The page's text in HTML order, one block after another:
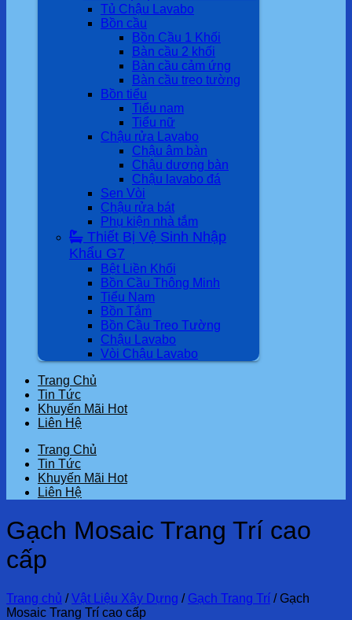
Tủ Chậu Lavabo
Bồn cầu
Bồn Cầu 1 Khối
Bàn cầu 2 khối
Bàn cầu cảm ứng
Bàn cầu treo tường
Bồn tiểu
Tiểu nam
Tiểu nữ
Chậu rửa Lavabo
Chậu âm bàn
Chậu dương bàn
Chậu lavabo đá
Sen Vòi
Chậu rửa bát
Phụ kiện nhà tắm
Thiết Bị Vệ Sinh Nhập
Khẩu G7
Bệt Liền Khối
Bồn Cầu Thông Minh
Tiểu Nam
Bồn Tắm
Bồn Cầu Treo Tường
Chậu Lavabo
Vòi Chậu Lavabo
Trang Chủ
Tin Tức
Khuyến Mãi Hot
Liên Hệ
Trang Chủ
Tin Tức
Khuyến Mãi Hot
Liên Hệ
Gạch Mosaic Trang Trí cao
cấp
Trang chủ / Vật Liệu Xây Dựng / Gạch Trang Trí /Gạch
Mosaic Trang Trí cao cấp